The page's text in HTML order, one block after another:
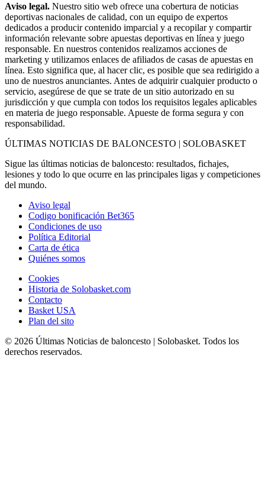
Aviso legal. Nuestro sitio web ofrece una cobertura de noticias
deportivas nacionales de calidad, con un equipo de expertos
dedicados a producir contenido imparcial y a recopilar y compartir
información relevante sobre apuestas deportivas en línea y juego
responsable. En nuestros contenidos realizamos acciones de
marketing y utilizamos enlaces de afiliados de casas de apuestas en
línea. Esto significa que, al hacer clic, es posible que sea redirigido a
uno de nuestros anunciantes. Antes de adquirir cualquier producto o
servicio, asegúrese de que se trate de un sitio autorizado en su
jurisdicción y que cumpla con todos los requisitos legales aplicables
en materia de juego responsable. Apueste de forma segura y con
responsabilidad.
ÚLTIMAS NOTICIAS DE BALONCESTO | SOLOBASKET
Sigue las últimas noticias de baloncesto: resultados, fichajes,
lesiones y todo lo que ocurre en las principales ligas y competiciones
del mundo.
Aviso legal
Codigo bonificación Bet365
Condiciones de uso
Política Editorial
Carta de ética
Quiénes somos
Cookies
Historia de Solobasket.com
Contacto
Basket USA
Plan del sito
© 2026 Últimas Noticias de baloncesto | Solobasket. Todos los
derechos reservados.